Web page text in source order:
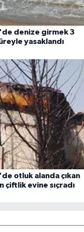
denize girmek 3
yasaklandı
otluk alanda çıkan
çiftlik evine sıçradı